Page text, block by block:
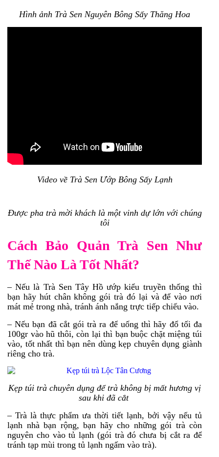
Hình ảnh Trà Sen Nguyên Bông Sấy Thăng Hoa
Video về Trà Sen Ướp Bông Sấy Lạnh
Được pha trà mời khách là một vinh dự lớn với chúng
tôi
Cách Bảo Quản Trà Sen Như
Thế Nào Là Tốt Nhất?
– Nếu là Trà Sen Tây Hồ ướp kiểu truyền thống thì
bạn hãy hút chân không gói trà đó lại và để vào nơi
mát mẻ trong nhà, tránh ánh nắng trực tiếp chiếu vào.
– Nếu bạn đã cắt gói trà ra để uống thì hãy đổ tối đa
100gr vào hũ thôi, còn lại thì bạn buộc chặt miệng túi
vào, tốt nhất thì bạn nên dùng kẹp chuyên dụng giành
riêng cho trà.
Kẹp túi trà chuyên dụng để trà không bị mất hương vị
sau khi đã cắt
– Trà là thực phẩm ưa thời tiết lạnh, bởi vậy nếu tủ
lạnh nhà bạn rộng, bạn hãy cho những gói trà còn
nguyên cho vào tủ lạnh (gói trà đó chưa bị cắt ra để
tránh tạp mùi trong tủ lạnh ngấm vào trà).